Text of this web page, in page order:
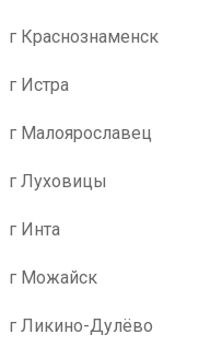
г Краснознаменск
г Истра
г Малоярославец
г Луховицы
г Инта
г Можайск
г Ликино-Дулёво